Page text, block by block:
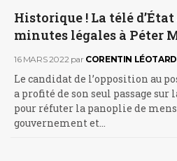
Historique ! La télé
minutes légales à Péter
16 MARS 2022 par CORENTIN LÉOTARD
Le candidat de l’opposition au
a profité de son seul passage
pour réfuter la panoplie de
gouvernement et…